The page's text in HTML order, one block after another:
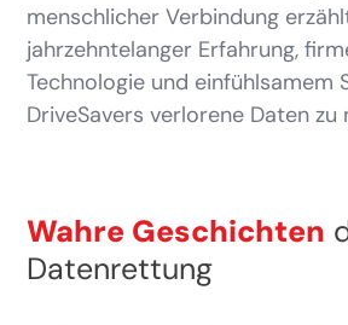
menschlicher Verbindung
jahrzehntelanger Erfahrung,
Technologie und einfühlsamem
DriveSavers verlorene Daten zu
Wahre Geschichten
Datenrettung